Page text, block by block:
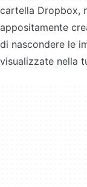
cartella Dropbox,
appositamente
di nascondere le
visualizzate nella